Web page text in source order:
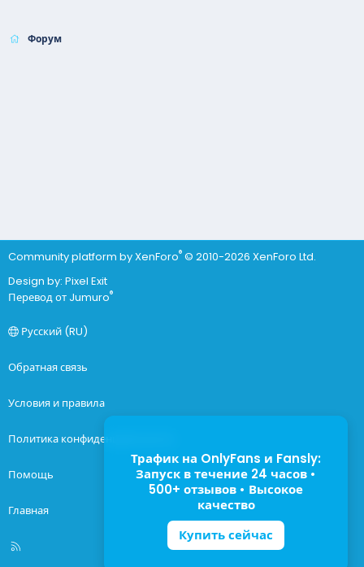
Форум
Community platform by XenForo® © 2010-2026 XenForo Ltd.
Design by: Pixel Exit
Перевод от Jumuro®
Русский (RU)
Обратная связь
Условия и правила
Политика конфиденциальности
Помощь
Главная
R
Трафик на OnlyFans и Fansly:
Запуск в течение 24 часов •
500+ отзывов • Высокое
качество
Купить сейчас